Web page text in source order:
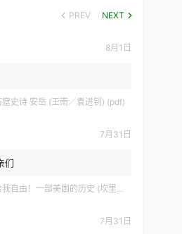
PREV NEXT
8月1日
窟史诗 安岳 (王南／袁进钊) (pdf)
7月31日
们
由！一部美国的历史 (坎里克·方纳／埃里克·方纳) (mobi+azw3+epub)
7月31日